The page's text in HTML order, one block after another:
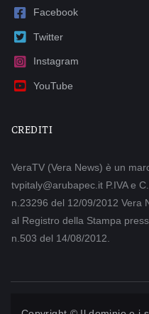
Facebook
Twitter
Instagram
YouTube
CREDITI
VeraTV (Vera News) è un
tvpitaly@arubapec.it P.IVA e
n.23296 del 12/09/2012 Vera
al Registro della Stampa
n.503 del 14/08/2012.